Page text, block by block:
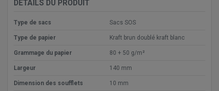
DÉTAILS DU PRODUIT
Type de sacs Sacs SOS
Type de papier Kraft brun doublé kraft blanc
Grammage du papier 80 + 50 g/m²
Largeur 140 mm
Dimension des soufflets 10 mm